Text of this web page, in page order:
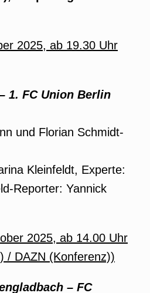
2025, ab 19.30 Uhr
1. FC Union Berlin
und Florian Schmidt-
Kleinfeldt, Experte:
Reporter: Yannick
2025, ab 14.00 Uhr
/ DAZN (Konferenz))
– FC